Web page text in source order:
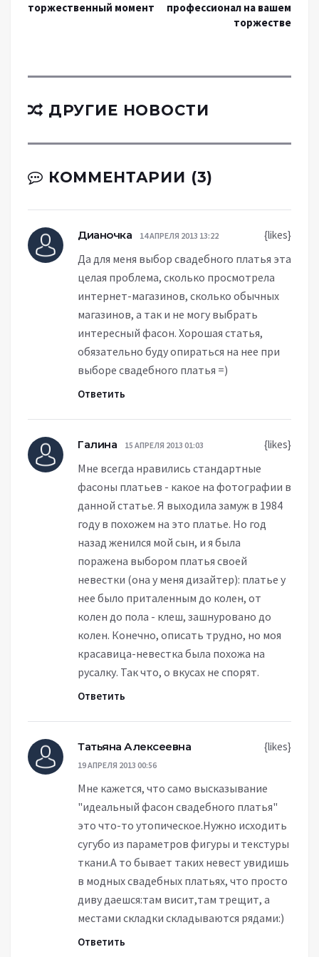
торжественный момент
профессионал на вашем
торжестве
ДРУГИЕ НОВОСТИ
КОММЕНТАРИИ (3)
{likes}
Дианочка 14 АПРЕЛЯ 2013 13:22
Да для меня выбор свадебного платья эта
целая проблема, сколько просмотрела
интернет-магазинов, сколько обычных
магазинов, а так и не могу выбрать
интересный фасон. Хорошая статья,
обязательно буду опираться на нее при
выборе свадебного платья =)
Ответить
{likes}
Галина 15 АПРЕЛЯ 2013 01:03
Мне всегда нравились стандартные
фасоны платьев - какое на фотографии в
данной статье. Я выходила замуж в 1984
году в похожем на это платье. Но год
назад женился мой сын, и я была
поражена выбором платья своей
невестки (она у меня дизайтер): платье у
нее было приталенным до колен, от
колен до пола - клеш, зашнуровано до
колен. Конечно, описать трудно, но моя
красавица-невестка была похожа на
русалку. Так что, о вкусах не спорят.
Ответить
{likes}
Татьяна Алексеевна
19 АПРЕЛЯ 2013 00:56
Мне кажется, что само высказывание
"идеальный фасон свадебного платья"
это что-то утопическое.Нужно исходить
сугубо из параметров фигуры и текстуры
ткани.А то бывает таких невест увидишь
в модных свадебных платьях, что просто
диву даешся:там висит,там трещит, а
местами складки складываются рядами:)
Ответить